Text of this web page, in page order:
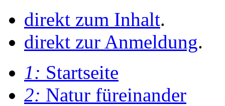
direkt zum Inhalt.
direkt zur Anmeldung.
1: Startseite
2: Natur füreinander